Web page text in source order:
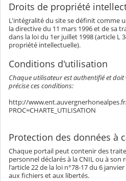
Droits de propriété
L'intégralité du site se définit comme
la directive du 11 mars 1996 et de sa
dans la loi du 1er juillet 1998 (article L
propriété intellectuelle).
Conditions d'utilisation
Chaque utilisateur est authentifié et
précise ces conditions:
http://
PROC=CHARTE_UTILISATION
Protection des données à
Chaque portail peut contenir des
personnel déclarés à la CNIL ou à
l'article 22 de la loi n°78-17 du 6
aux fichiers et aux libertés.